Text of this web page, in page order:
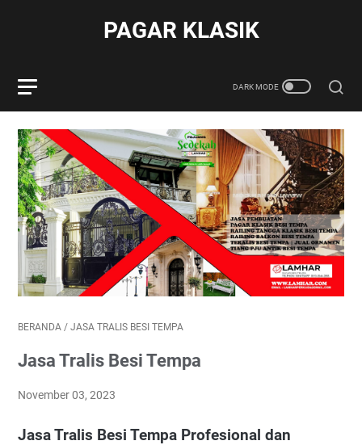
PAGAR KLASIK
BERANDA / JASA TRALIS BESI TEMPA
Jasa Tralis Besi Tempa
November 03, 2023
Jasa Tralis Besi Tempa Profesional dan